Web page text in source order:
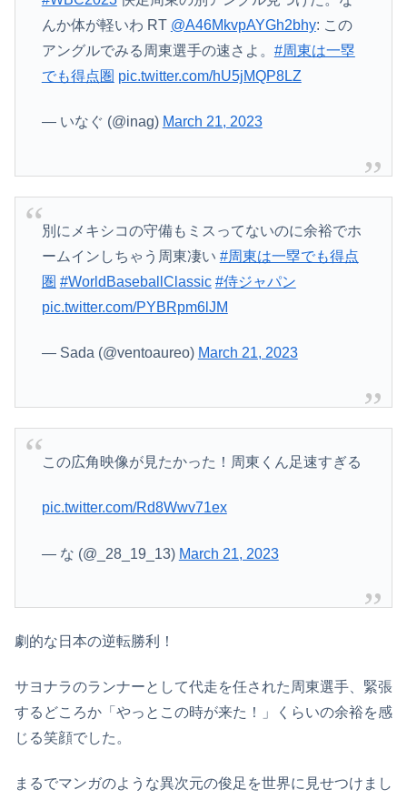
んか体が軽いわ RT @A46MkvpAYGh2bhy: この
アングルでみる周東選手の速さよ。 #周東は一塁
でも得点圏 pic.twitter.com/hU5jMQP8LZ
— いなぐ (@inag) March 21, 2023
別にメキシコの守備もミスってないのに余裕でホ
ームインしちゃう周東凄い #周東は一塁でも得点
圏 #WorldBaseballClassic #侍ジャパン
pic.twitter.com/PYBRpm6lJM
— Sada (@ventoaureo) March 21, 2023
この広角映像が見たかった！周東くん足速すぎる
pic.twitter.com/Rd8Wwv71ex
— な (@_28_19_13) March 21, 2023
劇的な日本の逆転勝利！
サヨナラのランナーとして代走を任された周東選手、緊張
するどころか「やっとこの時が来た！」くらいの余裕を感
じる笑顔でした。
まるでマンガのような異次元の俊足を世界に見せつけまし